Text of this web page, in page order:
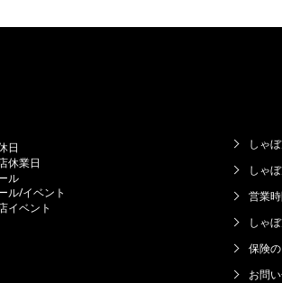
しゃ
しゃ
営業
しゃ
保険
お問